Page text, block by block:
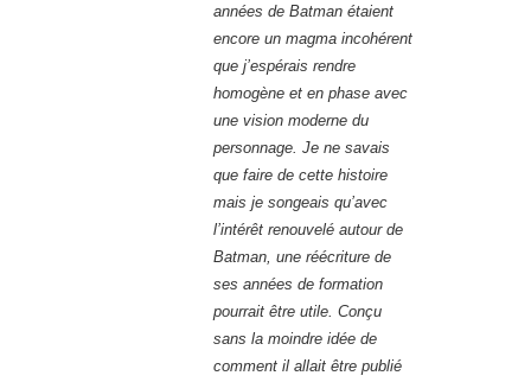
années de Batman étaient
encore un magma incohérent
que j’espérais rendre
homogène et en phase avec
une vision moderne du
personnage. Je ne savais
que faire de cette histoire
mais je songeais qu’avec
l’intérêt renouvelé autour de
Batman, une réécriture de
ses années de formation
pourrait être utile. Conçu
sans la moindre idée de
comment il allait être publié